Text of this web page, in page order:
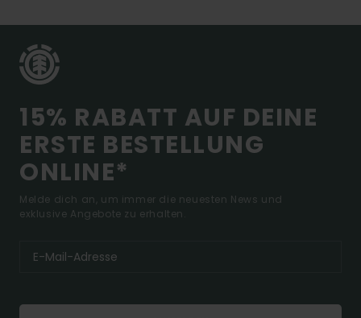
15% RABATT AUF DEINE
ERSTE BESTELLUNG
ONLINE*
Melde dich an, um immer die neuesten News und
exklusive Angebote zu erhalten.